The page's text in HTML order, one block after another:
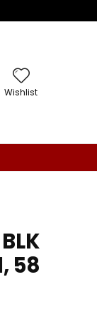
Wishlist
58